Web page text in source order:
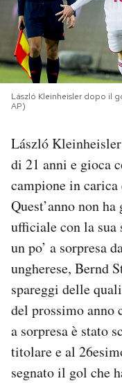
NEWSLETTER
I MIEI PREFERITI
SHOP
CALENDARIO
AREA PERSONALE
Notifiche mobile
Regala il Post
Hai bisogno di
Esci
László Kleinheisler dopo il
AP)
László
di 21 anni e gioca
campione in carica
Quest’anno non
ufficiale con la sua
un po’ a sorpresa
ungherese, Bernd
spareggi delle
del prossimo anno
a sorpresa è stato
titolare e al
segnato il gol che